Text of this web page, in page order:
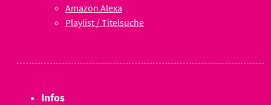
Amazon Alexa
Playlist / Titelsuche
Infos